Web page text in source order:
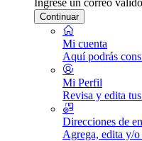
Continuar
Mi cuenta
Aquí podrás
Mi Perfil
Revisa y edita
Direcciones de
Agrega, edita y/